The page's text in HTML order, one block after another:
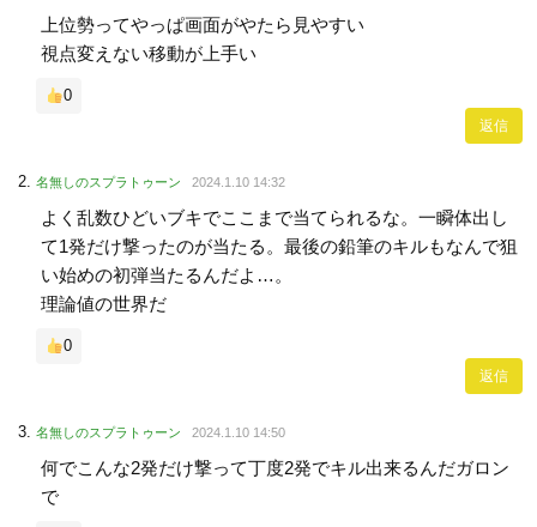
上位勢ってやっぱ画面がやたら見やすい
視点変えない移動が上手い
0
返信
名無しのスプラトゥーン 2024.1.10 14:32
よく乱数ひどいブキでここまで当てられるな。一瞬体出し
て1発だけ撃ったのが当たる。最後の鉛筆のキルもなんで狙
い始めの初弾当たるんだよ…。
理論値の世界だ
0
返信
名無しのスプラトゥーン 2024.1.10 14:50
何でこんな2発だけ撃って丁度2発でキル出来るんだガロン
で